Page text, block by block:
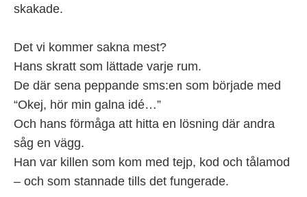
skakade.
Det vi kommer sakna mest?
Hans skratt som lättade varje rum.
De där sena peppande sms:en som började med
“Okej, hör min galna idé…”
Och hans förmåga att hitta en lösning där andra
såg en vägg.
Han var killen som kom med tejp, kod och tålamod
– och som stannade tills det fungerade.